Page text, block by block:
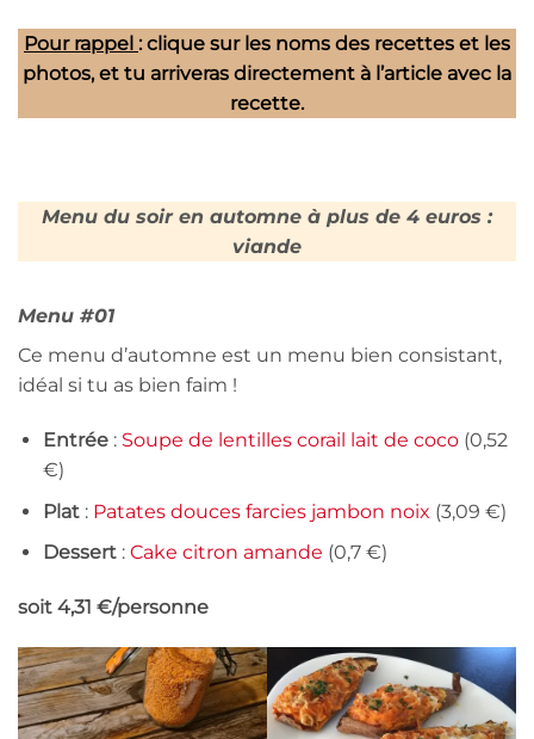
Pour rappel : clique sur les noms des recettes et les
photos, et tu arriveras directement à l’article avec la
recette.
Menu du soir en automne à plus de 4 euros :
viande
Menu #01
Ce menu d’automne est un menu bien consistant,
idéal si tu as bien faim !
Entrée : Soupe de lentilles corail lait de coco(0,52
€)
Plat : Patates douces farcies jambon noix (3,09 €)
Dessert : Cake citron amande (0,7 €)
soit 4,31 €/personne